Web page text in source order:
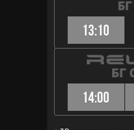
13:10
14:00